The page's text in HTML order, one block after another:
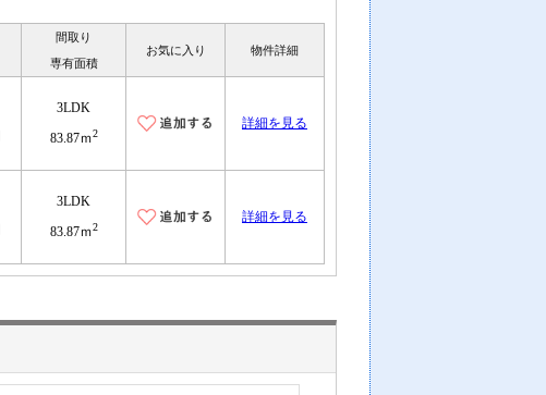
間取り
専有面積
お気に入り 物件詳細
3LDK
83.87ｍ2
詳細を見る
3LDK
83.87ｍ2
詳細を見る